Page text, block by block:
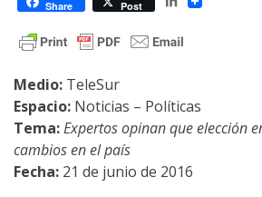
Share Post
Medio: TeleSur
Espacio: Noticias – Políticas
Tema:Expertos opinan que elección
cambios en el país
Fecha: 21 de junio de 2016